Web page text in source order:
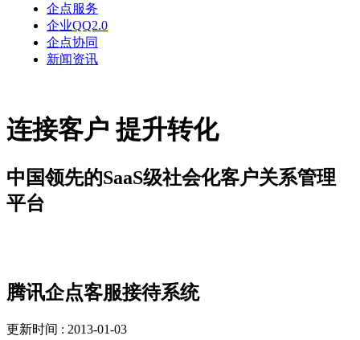
企点服务
企业QQ2.0
企点协同
新闻资讯
连接客户 提升转化
中国领先的SaaS级社会化客户关系管理
平台
腾讯企点​客服接待系统
更新时间 : 2013-01-03